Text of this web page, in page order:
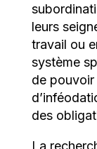
leurs
travail ou
système
de
des
La